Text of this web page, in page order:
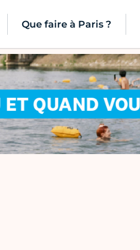
Que faire à Paris ?